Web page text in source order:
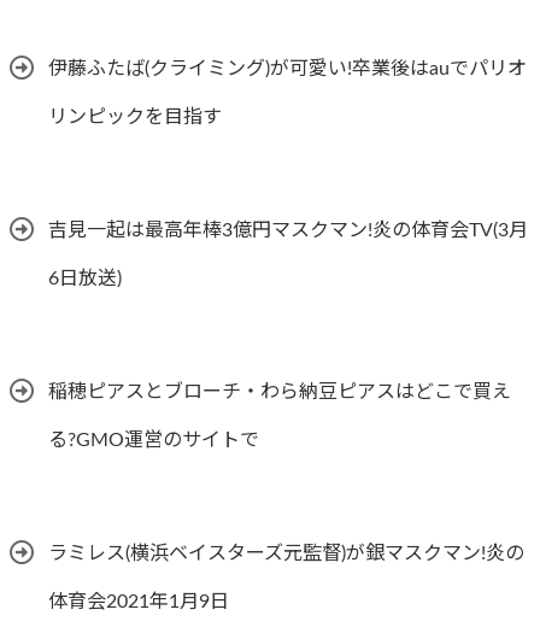
伊藤ふたば(クライミング)が可愛い!卒業後はauでパリオ
リンピックを目指す
吉見一起は最高年棒3億円マスクマン!炎の体育会TV(3月
6日放送)
稲穂ピアスとブローチ・わら納豆ピアスはどこで買え
る?GMO運営のサイトで
ラミレス(横浜ベイスターズ元監督)が銀マスクマン!炎の
体育会2021年1月9日